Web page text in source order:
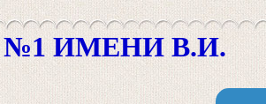
ИМЕНИ В.И.